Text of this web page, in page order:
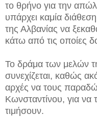
το θρήνο για την
υπάρχει καμία
της Αλβανίας να
κάτω από τις οποίες
Το δράμα των μελών
συνεχίζεται, καθώς
αρχές να τους
Κωνσταντίνου, για να
τιμήσουν.